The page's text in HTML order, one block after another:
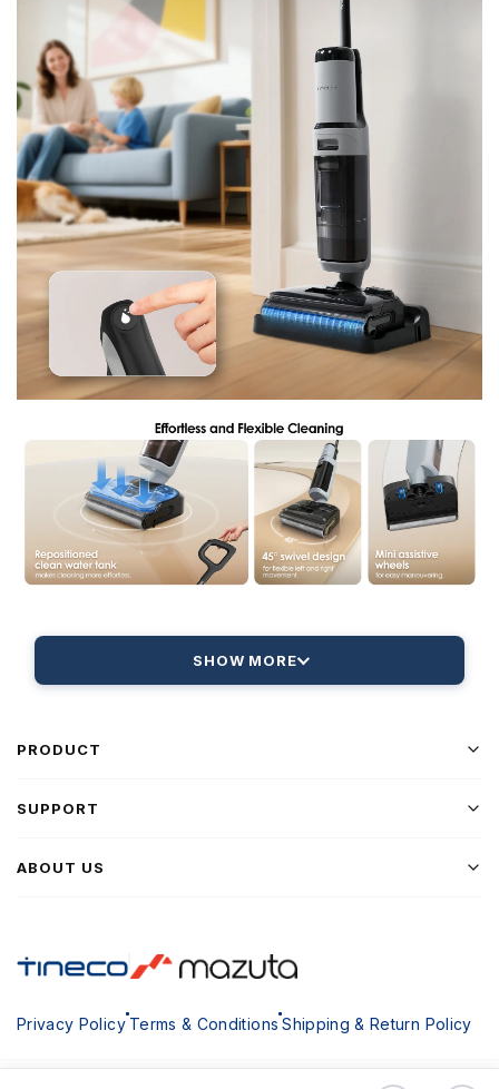
SHOW MORE
PRODUCT
SUPPORT
ABOUT US
Privacy Policy Terms & Conditions Shipping & Return Policy